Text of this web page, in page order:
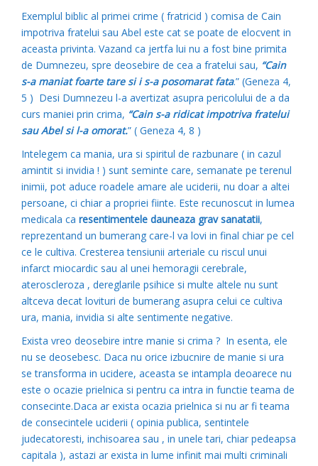
Exemplul biblic al primei crime ( fratricid ) comisa de Cain
impotriva fratelui sau Abel este cat se poate de elocvent in
aceasta privinta. Vazand ca jertfa lui nu a fost bine primita
de Dumnezeu, spre deosebire de cea a fratelui sau, “Cain
s-a maniat foarte tare si i s-a posomarat fata.” (Geneza 4,
5 ) Desi Dumnezeu l-a avertizat asupra pericolului de a da
curs maniei prin crima, “Cain s-a ridicat impotriva fratelui
sau Abel si l-a omorat.” ( Geneza 4, 8 )
Intelegem ca mania, ura si spiritul de razbunare ( in cazul
amintit si invidia ! ) sunt seminte care, semanate pe terenul
inimii, pot aduce roadele amare ale uciderii, nu doar a altei
persoane, ci chiar a propriei fiinte. Este recunoscut in lumea
medicala ca resentimentele dauneaza grav sanatatii,
reprezentand un bumerang care-l va lovi in final chiar pe cel
ce le cultiva. Cresterea tensiunii arteriale cu riscul unui
infarct miocardic sau al unei hemoragii cerebrale,
ateroscleroza , dereglarile psihice si multe altele nu sunt
altceva decat lovituri de bumerang asupra celui ce cultiva
ura, mania, invidia si alte sentimente negative.
Exista vreo deosebire intre manie si crima ? In esenta, ele
nu se deosebesc. Daca nu orice izbucnire de manie si ura
se transforma in ucidere, aceasta se intampla deoarece nu
este o ocazie prielnica si pentru ca intra in functie teama de
consecinte.Daca ar exista ocazia prielnica si nu ar fi teama
de consecintele uciderii ( opinia publica, sentintele
judecatoresti, inchisoarea sau , in unele tari, chiar pedeapsa
capitala ), astazi ar exista in lume infinit mai multi criminali